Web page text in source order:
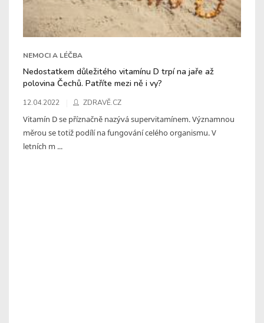
NEMOCI A LÉČBA
Nedostatkem důležitého vitamínu D trpí na jaře až
polovina Čechů. Patříte mezi ně i vy?
12.04.2022 ZDRAVĚ.CZ
Vitamín D se příznačně nazývá supervitamínem. Významnou
měrou se totiž podílí na fungování celého organismu. V
letních m ...